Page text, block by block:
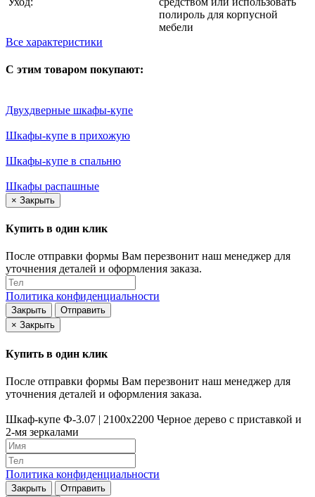
полироль для корпусной
мебели
Все характеристики
С этим товаром покупают:
Двухдверные шкафы-купе
Шкафы-купе в прихожую
Шкафы-купе в спальню
Шкафы распашные
× Закрыть
Купить в один клик
После отправки формы Вам перезвонит наш менеджер для
уточнения деталей и оформления заказа.
Политика конфиденциальности
Закрыть
Отправить
× Закрыть
Купить в один клик
После отправки формы Вам перезвонит наш менеджер для
уточнения деталей и оформления заказа.
Шкаф-купе Ф-3.07 | 2100x2200 Черное дерево с приставкой и
2-мя зеркалами
Политика конфиденциальности
Закрыть
Отправить